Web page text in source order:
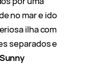
no mar e ido
ilha com
separados e